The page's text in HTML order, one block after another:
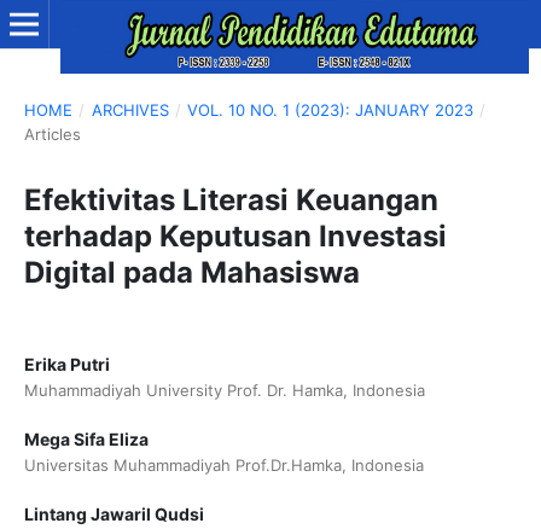
HOME / ARCHIVES / VOL. 10 NO. 1 (2023): JANUARY 2023 /
Articles
Efektivitas Literasi Keuangan
terhadap Keputusan Investasi
Digital pada Mahasiswa
Erika Putri
Muhammadiyah University Prof. Dr. Hamka, Indonesia
Mega Sifa Eliza
Universitas Muhammadiyah Prof.Dr.Hamka, Indonesia
Lintang Jawaril Qudsi